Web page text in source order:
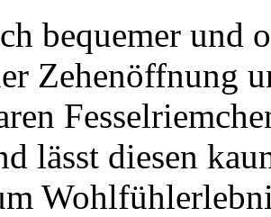
bequemer und
Zehenöffnung
lässt diesen